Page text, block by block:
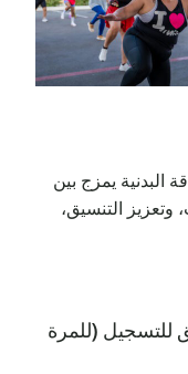
يمزج بين
وتعزيز التنسيق،
للتسجيل (للمرة